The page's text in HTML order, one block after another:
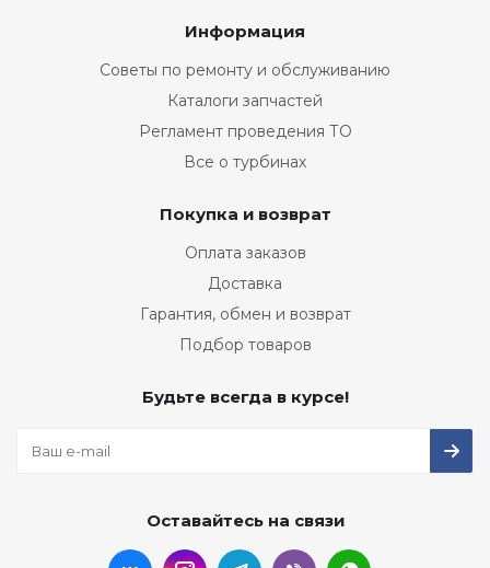
Информация
Советы по ремонту и обслуживанию
Каталоги запчастей
Регламент проведения ТО
Все о турбинах
Покупка и возврат
Оплата заказов
Доставка
Гарантия, обмен и возврат
Подбор товаров
Будьте всегда в курсе!
Оставайтесь на связи